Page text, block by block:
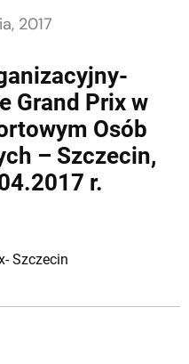
2017
Grand Prix w
Osób
– Szczecin,
r.
Szczecin